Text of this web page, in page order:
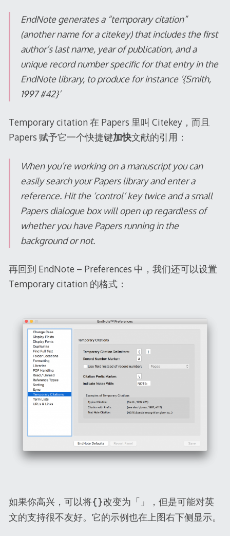
EndNote generates a “temporary citation”
(another name for a citekey) that includes the first
author’s last name, year of publication, and a
unique record number specific for that entry in the
EndNote library, to produce for instance ‘{Smith,
1997 #42}’
Temporary citation 在 Papers 里叫 Citekey，而且
Papers 赋予它一个快捷键加快文献的引用：
When you’re working on a manuscript you can
easily search your Papers library and enter a
reference. Hit the ‘control’ key twice and a small
Papers dialogue box will open up regardless of
whether you have Papers running in the
background or not.
再回到 EndNote – Preferences 中，我们还可以设置
Temporary citation 的格式：
如果你高兴，可以将{}改变为 「」
，但是可能对英
文的支持很不友好。它的示例也在上图右下侧显示。